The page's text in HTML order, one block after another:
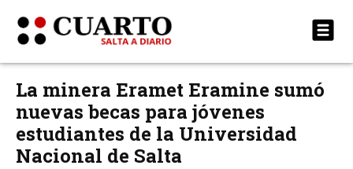
La minera Eramet Eramine sumó
nuevas becas para jóvenes
estudiantes de la Universidad
Nacional de Salta